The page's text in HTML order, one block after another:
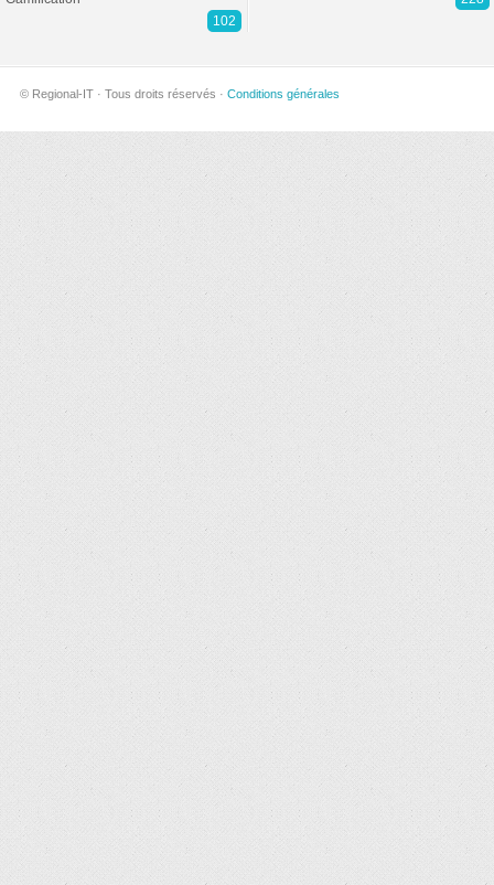
102
© Regional-IT · Tous droits réservés · Conditions générales